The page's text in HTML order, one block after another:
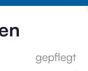
gepflegt